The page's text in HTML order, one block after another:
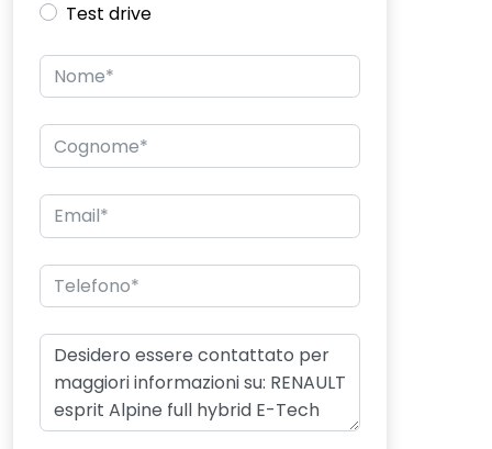
Test drive